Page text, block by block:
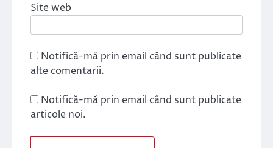
Site web
Notifică-mă prin email când sunt publicate
alte comentarii.
Notifică-mă prin email când sunt publicate
articole noi.